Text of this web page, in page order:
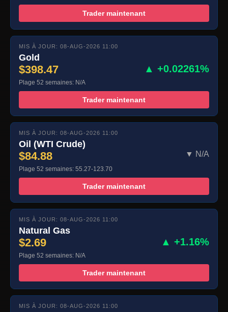
Trader maintenant
MIS À JOUR: 08-AUG-2026 11:00
Gold
$398.47 ▲ +0.02261%
Plage 52 semaines: N/A
Trader maintenant
MIS À JOUR: 08-AUG-2026 11:00
Oil (WTI Crude)
$84.88 ▼ N/A
Plage 52 semaines: 55.27-123.70
Trader maintenant
MIS À JOUR: 08-AUG-2026 11:00
Natural Gas
$2.69 ▲ +1.16%
Plage 52 semaines: N/A
Trader maintenant
MIS À JOUR: 08-AUG-2026 11:00